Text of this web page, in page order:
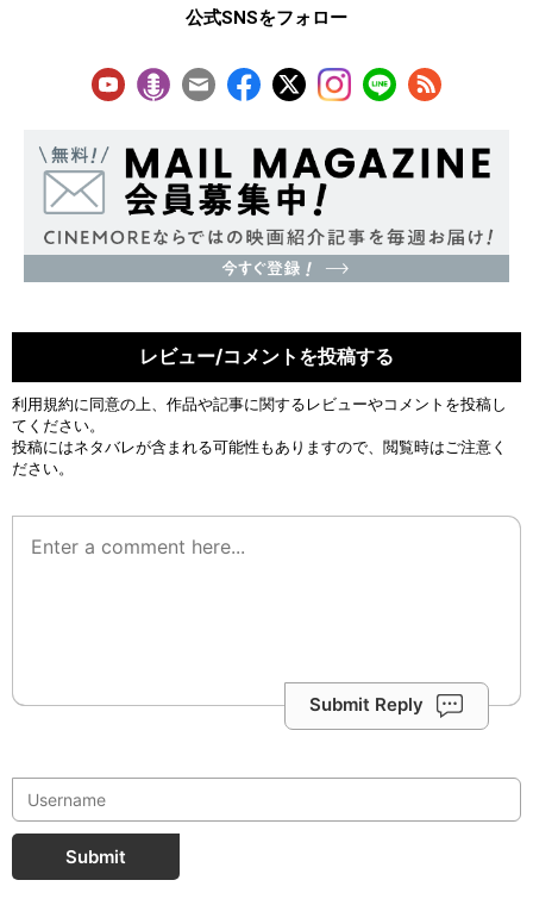
公式SNSをフォロー
レビュー/コメントを投稿する
利用規約に同意の上、作品や記事に関するレビューやコメントを投稿し
てください。
投稿にはネタバレが含まれる可能性もありますので、閲覧時はご注意く
ださい。
Submit Reply
Submit